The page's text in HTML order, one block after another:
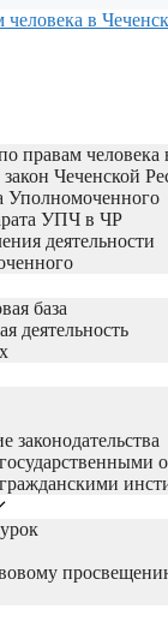
правам человека
Чеченской
Уполномоченного
УПЧ в ЧР
деятельности
база
деятельность
законодательства